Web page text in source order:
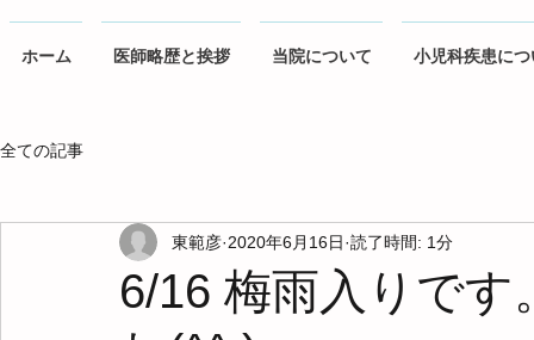
ホーム 医師略歴と挨拶 当院について 小児科疾患につ
全ての記事
6/16 梅雨入りで
東範彦 2020年6月16日 読了時間: 1分